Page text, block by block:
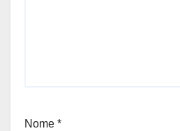
Nome *